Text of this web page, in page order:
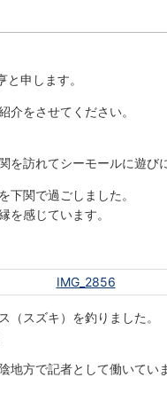
申します。
介をさせてください。
を訪れてシーモールに遊び
下関で過ごしました。
を感じています。
（スズキ）を釣りました。
地方で記者として働いてい